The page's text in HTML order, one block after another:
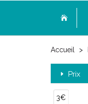
Accueil
Prix
3€